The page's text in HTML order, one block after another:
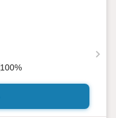
100%